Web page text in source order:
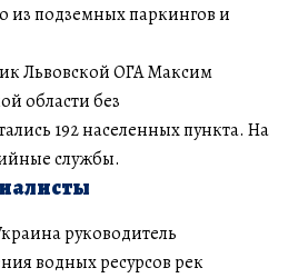
из подземных паркингов и
Львовской ОГА Максим
области без
192 населенных пункта. На
службы.
руководитель
водных ресурсов рек